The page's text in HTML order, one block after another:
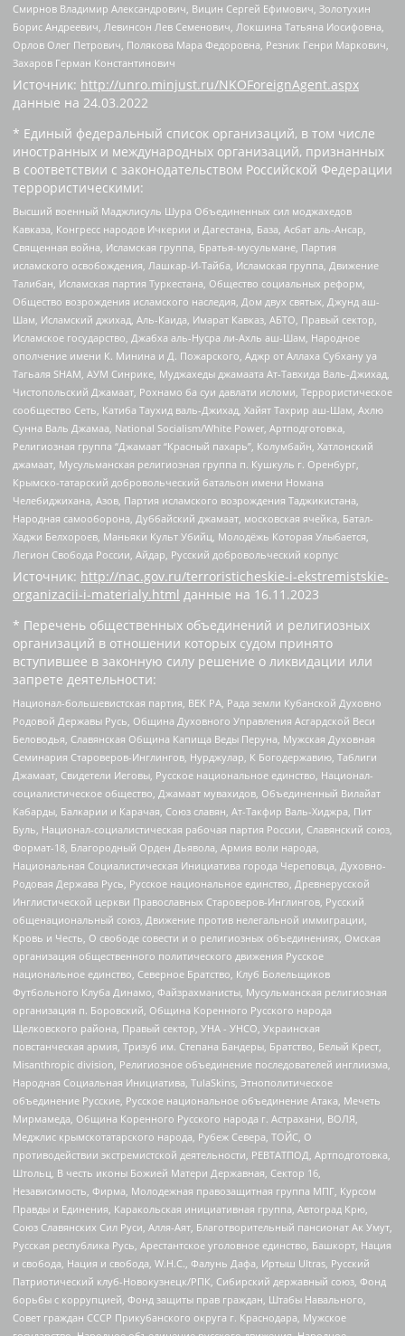
Смирнов Владимир Александрович, Вицин Сергей Ефимович, Золотухин
Борис Андреевич, Левинсон Лев Семенович, Локшина Татьяна Иосифовна,
Орлов Олег Петрович, Полякова Мара Федоровна, Резник Генри Маркович,
Захаров Герман Константинович
Источник: http://unro.minjust.ru/NKOForeignAgent.aspx
данные на 24.03.2022
* Единый федеральный список организаций, в том числе
иностранных и международных организаций, признанных
в соответствии с законодательством Российской Федерации
террористическими:
Высший военный Маджлисуль Шура Объединенных сил моджахедов
Кавказа, Конгресс народов Ичкерии и Дагестана, База, Асбат аль-Ансар,
Священная война, Исламская группа, Братья-мусульмане, Партия
исламского освобождения, Лашкар-И-Тайба, Исламская группа, Движение
Талибан, Исламская партия Туркестана, Общество социальных реформ,
Общество возрождения исламского наследия, Дом двух святых, Джунд аш-
Шам, Исламский джихад, Аль-Каида, Имарат Кавказ, АБТО, Правый сектор,
Исламское государство, Джабха аль-Нусра ли-Ахль аш-Шам, Народное
ополчение имени К. Минина и Д. Пожарского, Аджр от Аллаха Субхану уа
Тагьаля SHAM, АУМ Синрике, Муджахеды джамаата Ат-Тавхида Валь-Джихад,
Чистопольский Джамаат, Рохнамо ба суи давлати исломи, Террористическое
сообщество Сеть, Катиба Таухид валь-Джихад, Хайят Тахрир аш-Шам, Ахлю
Сунна Валь Джамаа, National Socialism/White Power, Артподготовка,
Религиозная группа “Джамаат “Красный пахарь”, Колумбайн, Хатлонский
джамаат, Мусульманская религиозная группа п. Кушкуль г. Оренбург,
Крымско-татарский добровольческий батальон имени Номана
Челебиджихана, Азов, Партия исламского возрождения Таджикистана,
Народная самооборона, Дуббайский джамаат, московская ячейка, Батал-
Хаджи Белхороев, Маньяки Культ Убийц, Молодёжь Которая Улыбается,
Легион Свобода России, Айдар, Русский добровольческий корпус
Источник: http://nac.gov.ru/terroristicheskie-i-ekstremistskie-
organizacii-i-materialy.html данные на 16.11.2023
* Перечень общественных объединений и религиозных
организаций в отношении которых судом принято
вступившее в законную силу решение о ликвидации или
запрете деятельности:
Национал-большевистская партия, ВЕК РА, Рада земли Кубанской Духовно
Родовой Державы Русь, Община Духовного Управления Асгардской Веси
Беловодья, Славянская Община Капища Веды Перуна, Мужская Духовная
Семинария Староверов-Инглингов, Нурджулар, К Богодержавию, Таблиги
Джамаат, Свидетели Иеговы, Русское национальное единство, Национал-
социалистическое общество, Джамаат мувахидов, Объединенный Вилайат
Кабарды, Балкарии и Карачая, Союз славян, Ат-Такфир Валь-Хиджра, Пит
Буль, Национал-социалистическая рабочая партия России, Славянский союз,
Формат-18, Благородный Орден Дьявола, Армия воли народа,
Национальная Социалистическая Инициатива города Череповца, Духовно-
Родовая Держава Русь, Русское национальное единство, Древнерусской
Инглистической церкви Православных Староверов-Инглингов, Русский
общенациональный союз, Движение против нелегальной иммиграции,
Кровь и Честь, О свободе совести и о религиозных объединениях, Омская
организация общественного политического движения Русское
национальное единство, Северное Братство, Клуб Болельщиков
Футбольного Клуба Динамо, Файзрахманисты, Мусульманская религиозная
организация п. Боровский, Община Коренного Русского народа
Щелковского района, Правый сектор, УНА - УНСО, Украинская
повстанческая армия, Тризуб им. Степана Бандеры, Братство, Белый Крест,
Misanthropic division, Религиозное объединение последователей инглиизма,
Народная Социальная Инициатива, TulaSkins, Этнополитическое
объединение Русские, Русское национальное объединение Атака, Мечеть
Мирмамеда, Община Коренного Русского народа г. Астрахани, ВОЛЯ,
Меджлис крымскотатарского народа, Рубеж Севера, ТОЙС, О
противодействии экстремистской деятельности, РЕВТАТПОД, Артподготовка,
Штольц, В честь иконы Божией Матери Державная, Сектор 16,
Независимость, Фирма, Молодежная правозащитная группа МПГ, Курсом
Правды и Единения, Каракольская инициативная группа, Автоград Крю,
Союз Славянских Сил Руси, Алля-Аят, Благотворительный пансионат Ак Умут,
Русская республика Русь, Арестантское уголовное единство, Башкорт, Нация
и свобода, Нация и свобода, W.H.С., Фалунь Дафа, Иртыш Ultras, Русский
Патриотический клуб-Новокузнецк/РПК, Сибирский державный союз, Фонд
борьбы с коррупцией, Фонд защиты прав граждан, Штабы Навального,
Совет граждан СССР Прикубанского округа г. Краснодара, Мужское